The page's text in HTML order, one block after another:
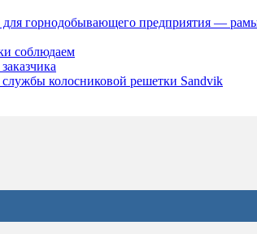
горнодобывающего предприятия —
соблюдаем
колосниковой решетки Sandvik